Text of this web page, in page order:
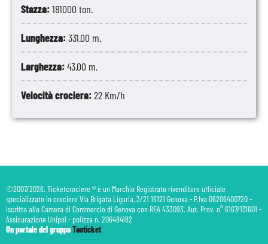
Stazza:181000 ton.
Lunghezza:331.00 m.
Larghezza:43.00 m.
Velocità crociera:22 Km/h
©2007/2026. Ticketcrociere ® è un Marchio Registrato rivenditore ufficiale
specializzato in crociere Via Brigata Liguria, 3/21 16121 Genova - P.Iva 06206400720 -
Iscritta alla Camera di Commercio di Genova con REA 433093. Aut. Prov. n° 6167/131601 -
Assicurazione Unipol - polizza n. 206484182
Un portale del gruppoTaoticket